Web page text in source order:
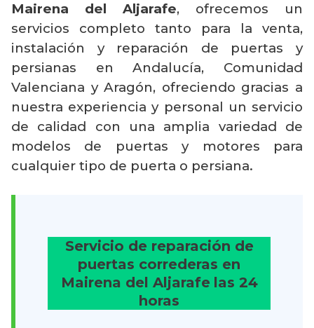
Mairena del Aljarafe, ofrecemos un
servicios completo tanto para la venta,
instalación y reparación de puertas y
persianas en Andalucía, Comunidad
Valenciana y Aragón, ofreciendo gracias a
nuestra experiencia y personal un servicio
de calidad con una amplia variedad de
modelos de puertas y motores para
cualquier tipo de puerta o persiana.
Servicio de reparación de
puertas correderas en
Mairena del Aljarafe las 24
horas